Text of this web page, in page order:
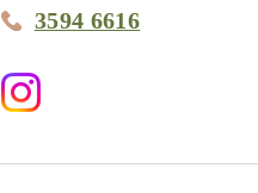
3594 6616